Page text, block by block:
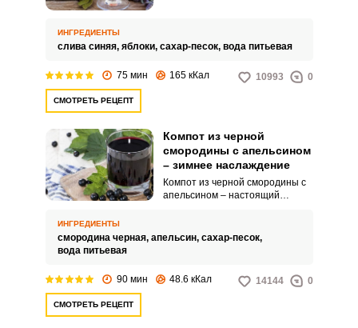
только утолить жажду, но и
оздоровиться.
ИНГРЕДИЕНТЫ
слива синяя, яблоки, сахар-песок, вода питьевая
75 мин 165 кКал 10993 0
СМОТРЕТЬ РЕЦЕПТ
Компот из черной
смородины с апельсином
– зимнее наслаждение
Компот из черной смородины с
апельсином – настоящий
смородины, поэтому ее
ИНГРЕДИЕНТЫ
смородина черная, апельсин, сахар-песок,
вода питьевая
90 мин 48.6 кКал 14144 0
СМОТРЕТЬ РЕЦЕПТ